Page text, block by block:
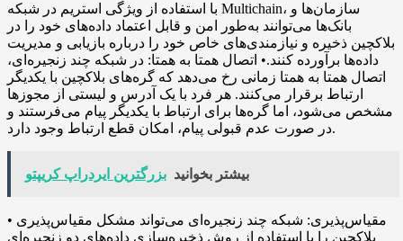
با استفاده از ویژگی استریم در شبکه Multichain، سازمان‌ها و
بانک‌ها می‌توانند به‌طور امن و قابل اعتماد داده‌های خود را در
بلاکچین ذخیره و نیازمندی‌های خاص خود را درباره بازیابی و مدیریت
داده‌ها برآورده کنند.• اتصال همتا به همتا: در شبکه چند زنجیره‌ای،
اتصال همتا به همتا زمانی رخ می‌دهد که گره‌های بلاکچین با یکدیگر
ارتباط برقرار می‌کنند. هر فرد با یک آدرس و لیستی از مجوزها
مشخص می‌شود، اما گره‌ها برای ارتباط با یکدیگر پیام می‌فرستند و
در صورت عدم قبولی پیام، امکان قطع ارتباط وجود دارد.
بیشتر بخوانید بزرگترین ایردراپ کریپتو
• مقیاس‌پذیری: شبکه چند زنجیره‌ای می‌تواند مشکل مقیاس‌پذیری
بلاکچین را با استفاده از روش ذخیره‌سازی داده‌های دو زنجیره‌ای